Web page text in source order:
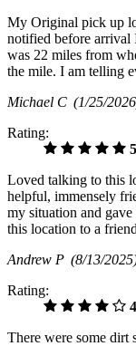
My Original pick up
notified before arrival
was 22 miles from
the mile. I am telling
Michael C (1/25/
Rating:
Loved talking to this
helpful, immensely
my situation and
this location to a
Andrew P (8/13/
Rating:
There were some dirt